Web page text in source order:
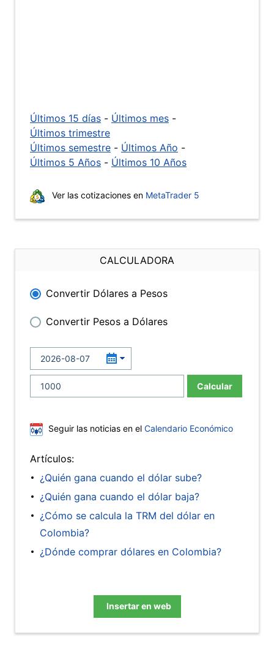
Últimos 15 días - Últimos mes -
Últimos trimestre
Últimos semestre - Últimos Año -
Últimos 5 Años - Últimos 10 Años
Ver las cotizaciones en MetaTrader 5
CALCULADORA
Convertir Dólares a Pesos
Convertir Pesos a Dólares
Calcular
Seguir las noticias en el Calendario Económico
Artículos:
¿Quién gana cuando el dólar sube?
¿Quién gana cuando el dólar baja?
¿Cómo se calcula la TRM del dólar en
Colombia?
¿Dónde comprar dólares en Colombia?
Insertar en web